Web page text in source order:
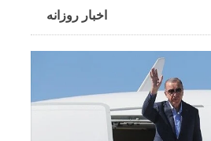
اخبار روزانه